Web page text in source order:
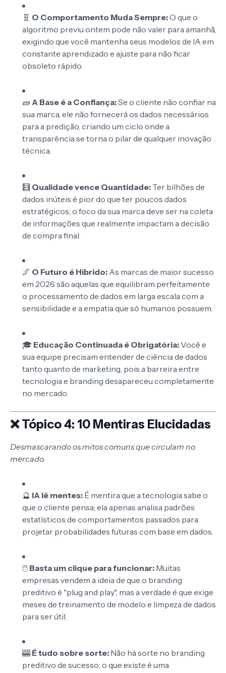
🧬 O Comportamento Muda Sempre:O que o
algoritmo previu ontem pode não valer para amanhã,
exigindo que você mantenha seus modelos de IA em
constante aprendizado e ajuste para não ficar
obsoleto rápido.
🧱 A Base é a Confiança:Se o cliente não confiar na
sua marca, ele não fornecerá os dados necessários
para a predição, criando um ciclo onde a
transparência se torna o pilar de qualquer inovação
técnica.
🧮 Qualidade vence Quantidade: Ter bilhões de
dados inúteis é pior do que ter poucos dados
estratégicos; o foco da sua marca deve ser na coleta
de informações que realmente impactam a decisão
de compra final.
🌌 O Futuro é Híbrido: As marcas de maior sucesso
em 2026 são aquelas que equilibram perfeitamente
o processamento de dados em larga escala com a
sensibilidade e a empatia que só humanos possuem.
🎓 Educação Continuada é Obrigatória:Você e
sua equipe precisam entender de ciência de dados
tanto quanto de marketing, pois a barreira entre
tecnologia e branding desapareceu completamente
no mercado.
❌ Tópico 4: 10 Mentiras Elucidadas
Desmascarando os mitos comuns que circulam no
mercado.
🔮 IA lê mentes: É mentira que a tecnologia sabe o
que o cliente pensa; ela apenas analisa padrões
estatísticos de comportamentos passados para
projetar probabilidades futuras com base em dados.
🖱️ Basta um clique para funcionar: Muitas
empresas vendem a ideia de que o branding
preditivo é "plug and play", mas a verdade é que exige
meses de treinamento de modelo e limpeza de dados
para ser útil.
🎰 É tudo sobre sorte: Não há sorte no branding
preditivo de sucesso; o que existe é uma